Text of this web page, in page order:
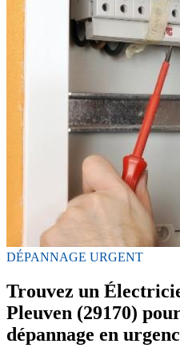
DÉPANNAGE URGENT
Trouvez un
Pleuven (29170)
dépannage en